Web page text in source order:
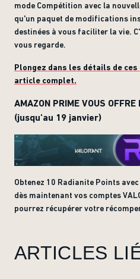
mode Compétition avec la
qu'un paquet de modifications
destinées à vous faciliter la vie.
vous regarde.
Plongez dans les détails de
article complet.
AMAZON PRIME VOUS
(jusqu'au 19 janvier)
Obtenez 10 Radianite Points
dès maintenant vos comptes
pourrez récupérer votre
ARTICLES